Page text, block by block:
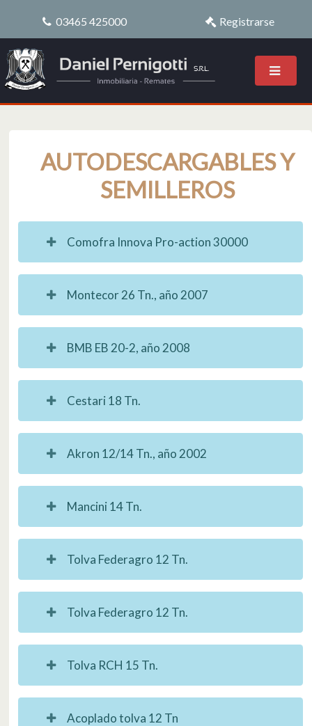
03465 425000 Registrarse
AUTODESCARGABLES Y
SEMILLEROS
Comofra Innova Pro-action 30000
Montecor 26 Tn., año 2007
BMB EB 20-2, año 2008
Cestari 18 Tn.
Akron 12/14 Tn., año 2002
Mancini 14 Tn.
Tolva Federagro 12 Tn.
Tolva Federagro 12 Tn.
Tolva RCH 15 Tn.
Acoplado tolva 12 Tn